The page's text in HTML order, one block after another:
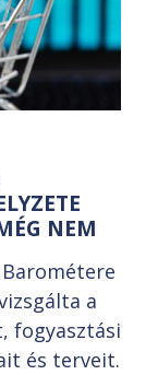
NEM
a
fogyasztási
és terveit.